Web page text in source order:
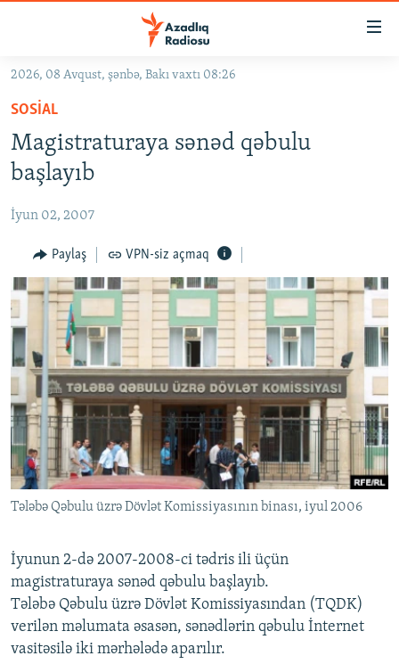
Əsas
qayıt
Əsas
naviqasiyaya
qayıt
Axtarışa
keç
GÜNDƏM
KORRUPSIOMETR
#ƏSLINDƏ
FƏRQƏ BAX
QANUNI DOĞRU
ARAŞDIRMA
MULTIMEDIA
VIDEO
FOTOQALEREYA
İNFOQRAFIKA
KARIKATURA
RADIO ARXIV
OXU ZALI
AZƏRBAYCAN ƏDƏBIYYATI KITABXANASI
İSLAM VƏ DEMOKRATIYA
İZ - MƏDƏNIYYƏT PROQRAMI
HAQQIMIZDA
MISSIYAMIZ
PEŞƏ ETIKASI VƏ JURNALISTIKA STANDARTLARIMIZ
MATERIALLARIMIZDAN ISTIFADƏ
AZADLIQRADIOSU MOBIL TELEFONUNUZDA
XƏBƏR BÜLLETENLƏRIMIZ
BIZI IZLƏ
RFE/RL-in bütün saytları
2026, 08 Avqust, şənbə, Bakı vaxtı 08:26
SOSIAL
Magistraturaya sənəd qəbulu
başlayıb
İyun 02, 2007
Paylaş VPN-siz açmaq
Tələbə Qəbulu üzrə Dövlət Komissiyasının binası, iyul 2006
İyunun 2-də 2007-2008-ci tədris ili üçün
magistraturaya sənəd qəbulu başlayıb.
Tələbə Qəbulu üzrə Dövlət Komissiyasından (TQDK)
verilən məlumata əsasən, sənədlərin qəbulu İnternet
vasitəsilə iki mərhələdə aparılır.